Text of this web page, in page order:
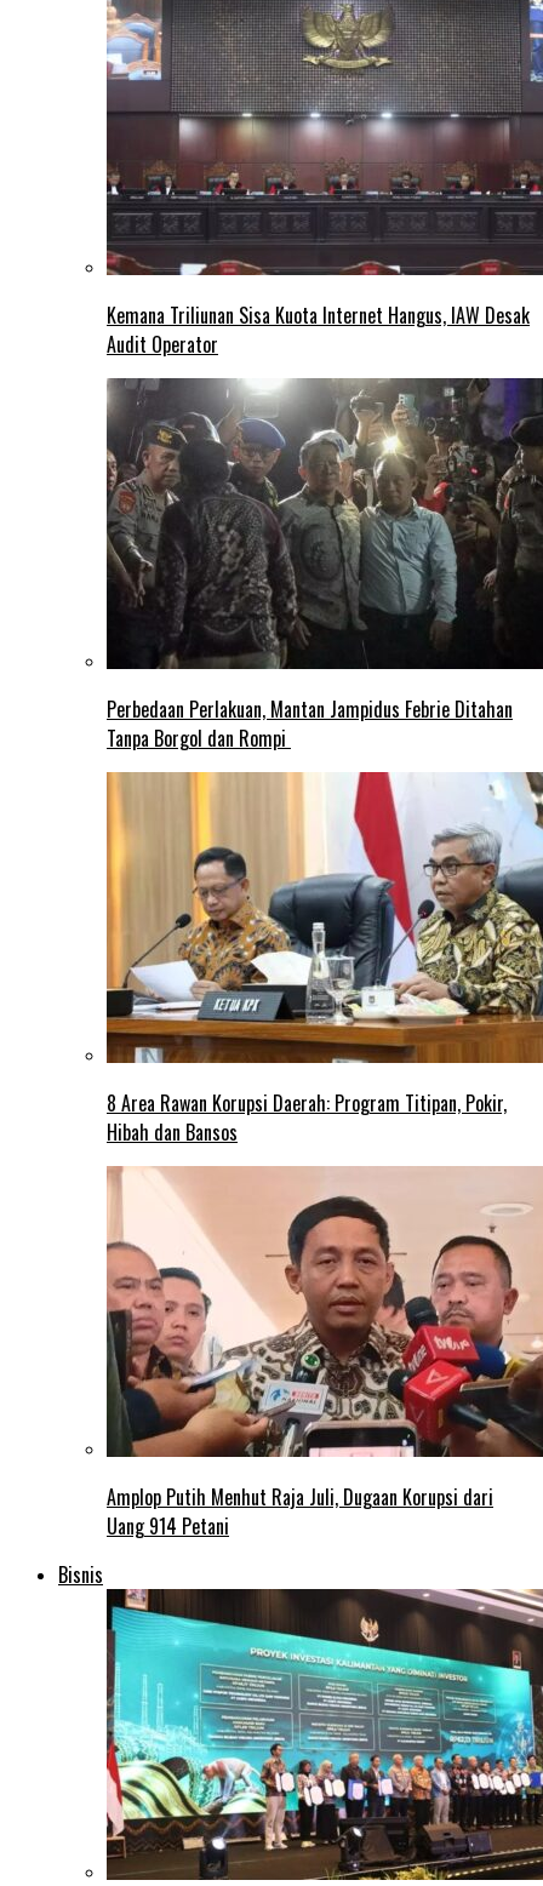
Kemana Triliunan Sisa Kuota Internet Hangus, IAW Desak
Audit Operator
Perbedaan Perlakuan, Mantan Jampidus Febrie Ditahan
Tanpa Borgol dan Rompi
8 Area Rawan Korupsi Daerah: Program Titipan, Pokir,
Hibah dan Bansos
Amplop Putih Menhut Raja Juli, Dugaan Korupsi dari
Uang 914 Petani
Bisnis